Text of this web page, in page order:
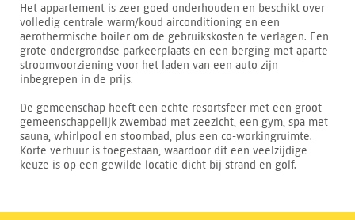
Het appartement is zeer goed onderhouden en beschikt over
volledig centrale warm/koud airconditioning en een
aerothermische boiler om de gebruikskosten te verlagen. Een
grote ondergrondse parkeerplaats en een berging met aparte
stroomvoorziening voor het laden van een auto zijn
inbegrepen in de prijs.
De gemeenschap heeft een echte resortsfeer met een groot
gemeenschappelijk zwembad met zeezicht, een gym, spa met
sauna, whirlpool en stoombad, plus een co-workingruimte.
Korte verhuur is toegestaan, waardoor dit een veelzijdige
keuze is op een gewilde locatie dicht bij strand en golf.